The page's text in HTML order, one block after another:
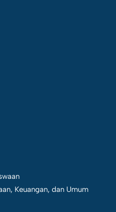
Keuangan, dan Umum